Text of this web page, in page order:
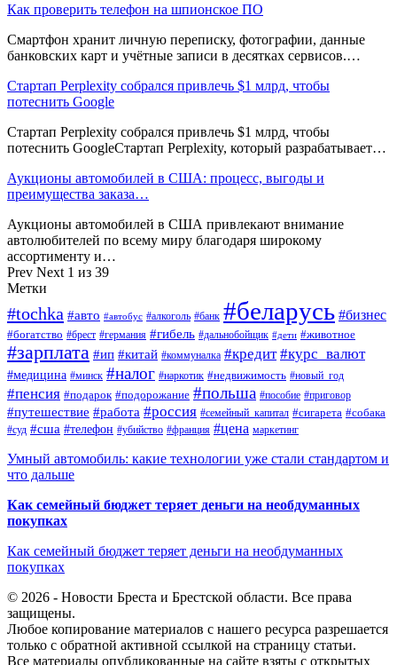
Как проверить телефон на шпионское ПО
Смартфон хранит личную переписку, фотографии, данные
банковских карт и учётные записи в десятках сервисов.…
Стартап Perplexity собрался привлечь $1 млрд, чтобы
потеснить Google
Стартап Perplexity собрался привлечь $1 млрд, чтобы
потеснить GoogleСтартап Perplexity, который разрабатывает…
Аукционы автомобилей в США: процесс, выгоды и
преимущества заказа…
Аукционы автомобилей в США привлекают внимание
автолюбителей по всему миру благодаря широкому
ассортименту и…
Prev Next 1 из 39
Метки
#tochka #авто #автобус #алкоголь #банк #беларусь #бизнес
#богатство #брест #германия #гибель #дальнобойщик #дети #животное
#зарплата #ип #китай #коммуналка #кредит #курс_валют
#медицина #минск #налог #наркотик #недвижимость #новый_год
#пенсия #подарок #подорожание #польша #пособие #приговор
#путешествие #работа #россия #семейный_капитал #сигарета #собака
#суд #сша #телефон #убийство #франция #цена маркетинг
Умный автомобиль: какие технологии уже стали стандартом и
что дальше
Как семейный бюджет теряет деньги на необдуманных
покупках
Как семейный бюджет теряет деньги на необдуманных
покупках
© 2026 - Новости Бреста и Брестской области. Все права
защищены.
Любое копирование материалов с нашего ресурса разрешается
только с обратной активной ссылкой на страницу статьи.
Все материалы опубликованные на сайте взяты с открытых